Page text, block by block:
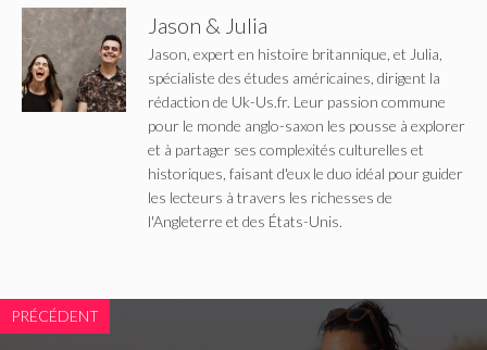
Jason & Julia
Jason, expert en histoire britannique, et Julia,
spécialiste des études américaines, dirigent la
rédaction de Uk-Us.fr. Leur passion commune
pour le monde anglo-saxon les pousse à explorer
et à partager ses complexités culturelles et
historiques, faisant d'eux le duo idéal pour guider
les lecteurs à travers les richesses de
l'Angleterre et des États-Unis.
PRÉCÉDENT